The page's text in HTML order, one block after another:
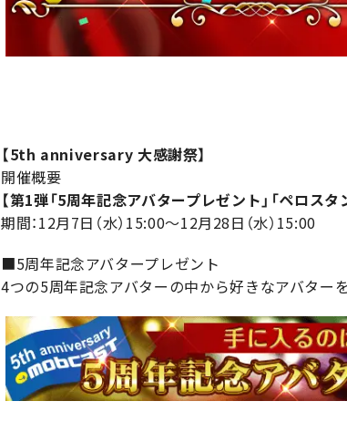
【5th anniversary 大感謝祭】
開催概要
【第1弾「5周年記念アバタープレゼント」「ペロスタ
期間：12月7日（水）15:00～12月28日（水）15:00
■5周年記念アバタープレゼント
4つの5周年記念アバターの中から好きなアバター